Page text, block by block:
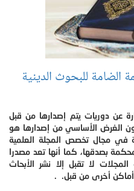
الضامة للبحوث الدينية
عن دوريات يتم إصدارها من قبل
الغرض الأساسي من إصدارها هو
في مجال تخصص المجلة العلمية
بصدقها، كما أنها تعد مصدرا
لا تقبل إلا نشر الأبحاث
أماكن أخرى من قبل. .